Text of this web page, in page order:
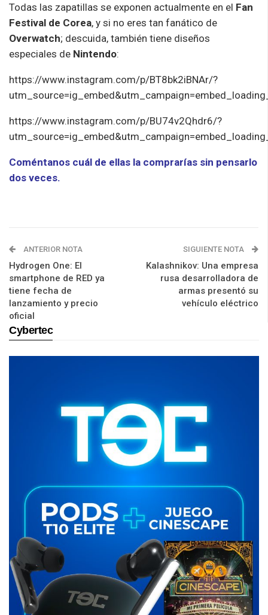
Todas las zapatillas se exponen actualmente en el Fan
Festival de Corea, y si no eres tan fanático de
Overwatch; descuida, también tiene diseños
especiales de Nintendo:
https://www.instagram.com/p/BT8bk2iBNAr/?
https://www.instagram.com/p/BU74v2Qhdr6/?
Coméntanos cuál de ellas la comprarías sin pensarlo
dos veces.
ANTERIOR NOTA
Hydrogen One: El
smartphone de RED ya
tiene fecha de
lanzamiento y precio
oficial
SIGUIENTE NOTA
Kalashnikov: Una empresa
rusa desarrolladora de
armas presentó su
vehículo eléctrico
Cybertec